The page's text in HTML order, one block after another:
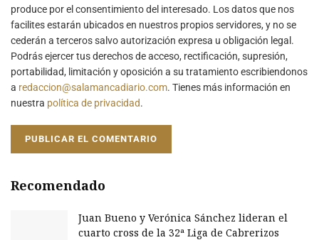
produce por el consentimiento del interesado. Los datos que nos
facilites estarán ubicados en nuestros propios servidores, y no se
cederán a terceros salvo autorización expresa u obligación legal.
Podrás ejercer tus derechos de acceso, rectificación, supresión,
portabilidad, limitación y oposición a su tratamiento escribiendonos
a redaccion@salamancadiario.com. Tienes más información en
nuestra política de privacidad.
Recomendado
Juan Bueno y Verónica Sánchez lideran el
cuarto cross de la 32ª Liga de Cabrerizos